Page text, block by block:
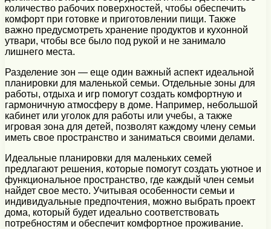
количество рабочих поверхностей, чтобы обеспечить
комфорт при готовке и приготовлении пищи. Также
важно предусмотреть хранение продуктов и кухонной
утвари, чтобы все было под рукой и не занимало
лишнего места.
Разделение зон — еще один важный аспект идеальной
планировки для маленькой семьи. Отдельные зоны для
работы, отдыха и игр помогут создать комфортную и
гармоничную атмосферу в доме. Например, небольшой
кабинет или уголок для работы или учебы, а также
игровая зона для детей, позволят каждому члену семьи
иметь свое пространство и заниматься своими делами.
Идеальные планировки для маленьких семей
предлагают решения, которые помогут создать уютное и
функциональное пространство, где каждый член семьи
найдет свое место. Учитывая особенности семьи и
индивидуальные предпочтения, можно выбрать проект
дома, который будет идеально соответствовать
потребностям и обеспечит комфортное проживание.